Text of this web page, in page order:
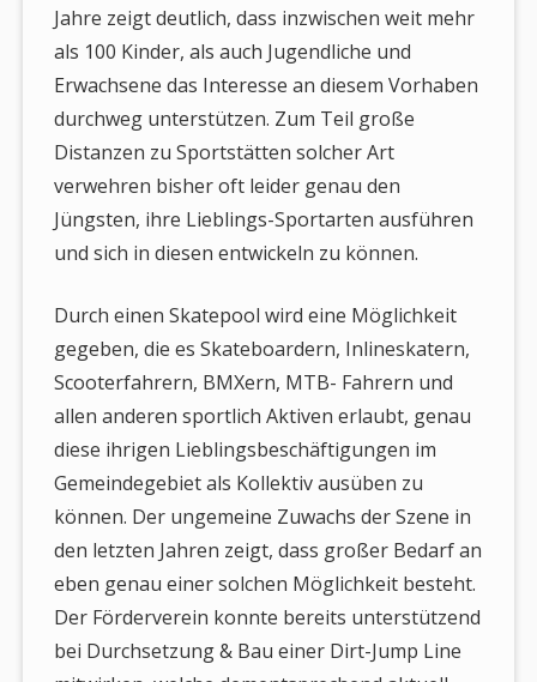
Jahre zeigt deutlich, dass inzwischen weit mehr
als 100 Kinder, als auch Jugendliche und
Erwachsene das Interesse an diesem Vorhaben
durchweg unterstützen. Zum Teil große
Distanzen zu Sportstätten solcher Art
verwehren bisher oft leider genau den
Jüngsten, ihre Lieblings-Sportarten ausführen
und sich in diesen entwickeln zu können.
Durch einen Skatepool wird eine Möglichkeit
gegeben, die es Skateboardern, Inlineskatern,
Scooterfahrern, BMXern, MTB- Fahrern und
allen anderen sportlich Aktiven erlaubt, genau
diese ihrigen Lieblingsbeschäftigungen im
Gemeindegebiet als Kollektiv ausüben zu
können. Der ungemeine Zuwachs der Szene in
den letzten Jahren zeigt, dass großer Bedarf an
eben genau einer solchen Möglichkeit besteht.
Der Förderverein konnte bereits unterstützend
bei Durchsetzung & Bau einer Dirt-Jump Line